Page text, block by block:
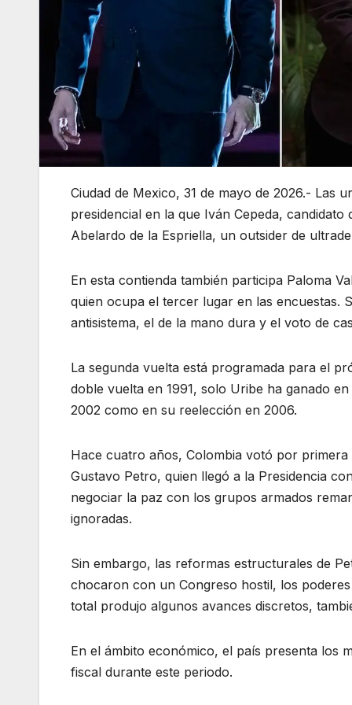
Ciudad de Mexico, 31 de mayo de 2026.- Las
presidencial en la que Iván Cepeda,
Abelardo de la Espriella, un outsider de
En esta contienda también participa Paloma
quien ocupa el tercer lugar en las encuestas.
antisistema, el de la mano dura y el voto de
La segunda vuelta está programada para el
doble vuelta en 1991, solo Uribe ha ganado
2002 como en su reelección en 2006.
Hace cuatro años, Colombia votó por
Gustavo Petro, quien llegó a la Presidencia
negociar la paz con los grupos armados
ignoradas.
Sin embargo, las reformas estructurales de
chocaron con un Congreso hostil, los
total produjo algunos avances discretos,
En el ámbito económico, el país presenta los
fiscal durante este periodo.